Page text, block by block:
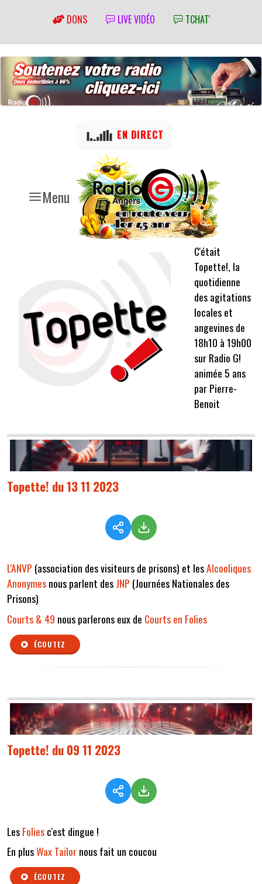
DONS LIVE VIDÉO TCHAT'
Menu
EN DIRECT
C'était
Topette!, la
quotidienne
des agitations
locales et
angevines de
18h10 à 19h00
sur Radio G!
animée 5 ans
par Pierre-
Benoit
Topette! du 13 11 2023
L'ANVP (association des visiteurs de prisons) et lesAlcooliques
Anonymesnous parlent desJNP (Journées Nationales des
Prisons)
Courts & 49 nous parlerons eux de Courts en Folies
ÉCOUTEZ
Topette! du 09 11 2023
LesFoliesc'est dingue !
En plusWax Tailornous fait un coucou
ÉCOUTEZ